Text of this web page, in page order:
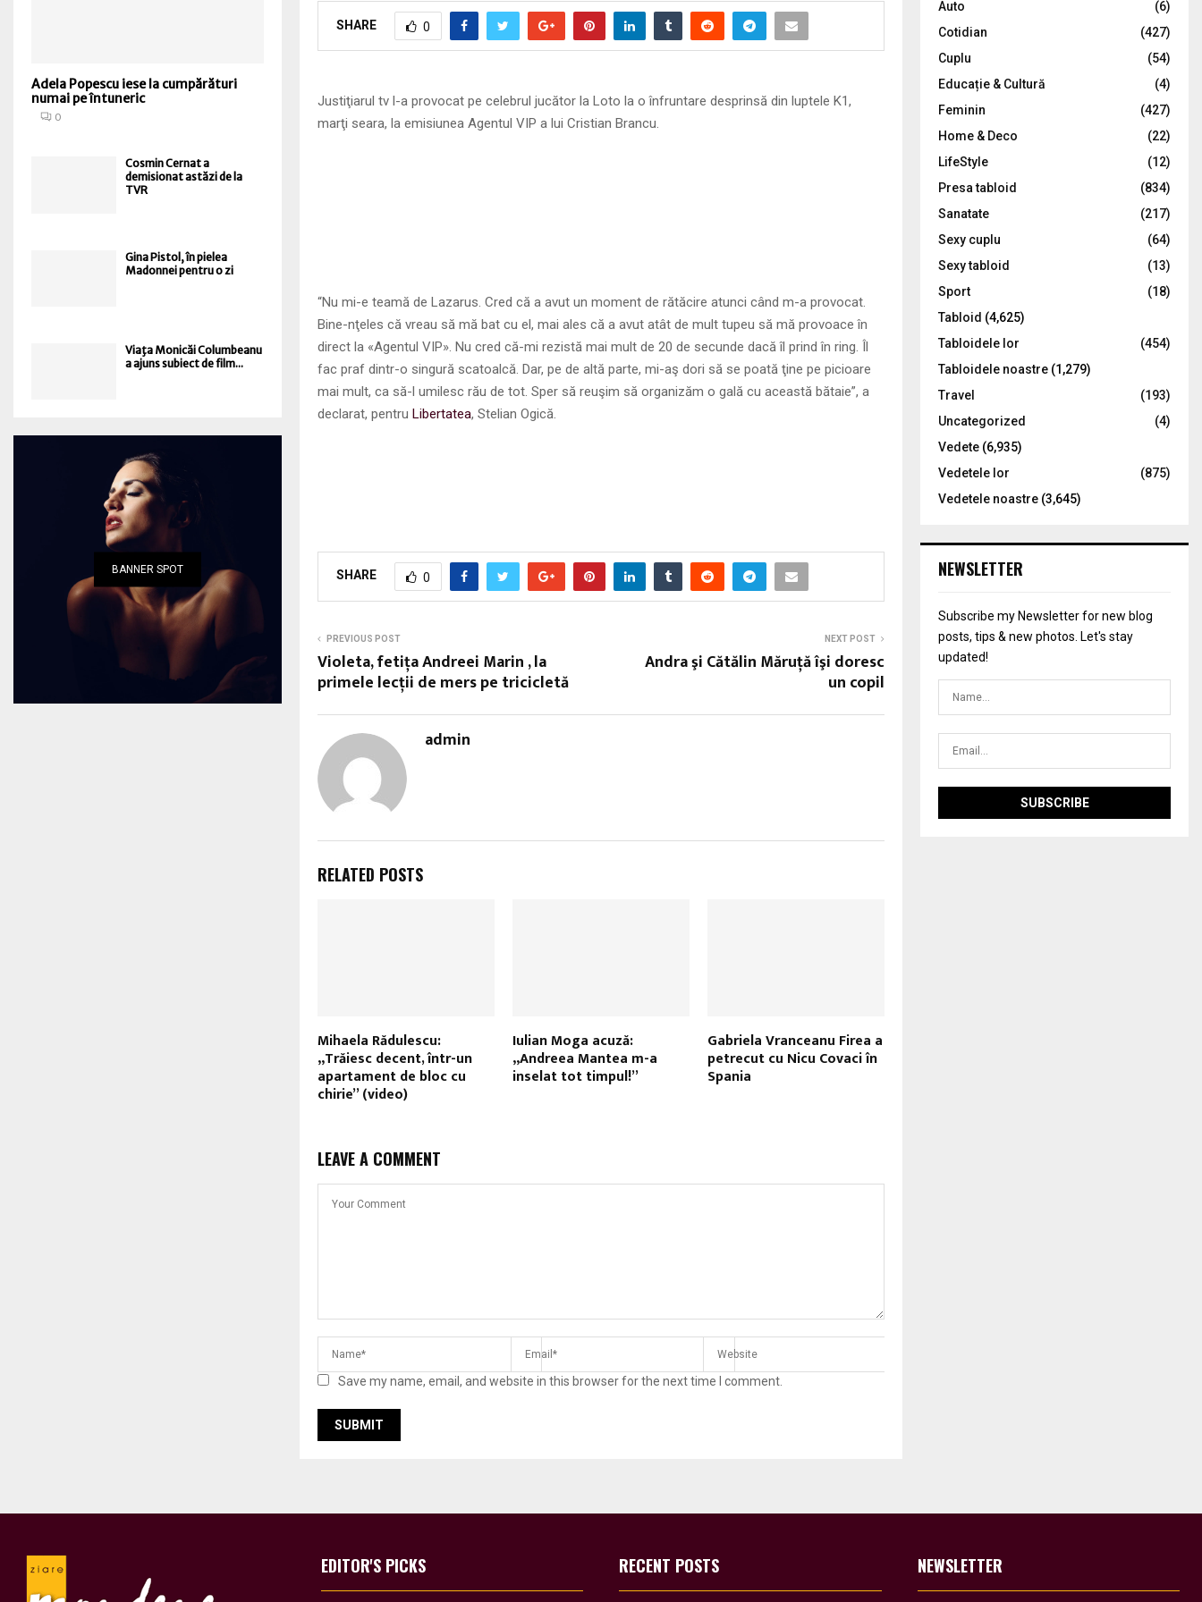
SHARE 0
Justiţiarul tv l-a provocat pe celebrul jucător la Loto la o înfruntare desprinsă din luptele K1,
marţi seara, la emisiunea Agentul VIP a lui Cristian Brancu.
“Nu mi-e teamă de Lazarus. Cred că a avut un moment de rătăcire atunci când m-a provocat.
Bine-nţeles că vreau să mă bat cu el, mai ales că a avut atât de mult tupeu să mă provoace în
direct la «Agentul VIP». Nu cred că-mi rezistă mai mult de 20 de secunde dacă îl prind în ring. Îl
fac praf dintr-o singură scatoalcă. Dar, pe de altă parte, mi-aş dori să se poată ţine pe picioare
mai mult, ca să-l umilesc rău de tot. Sper să reuşim să organizăm o gală cu această bătaie”, a
declarat, pentru Libertatea, Stelian Ogică.
SHARE 0
PREVIOUS POST
Violeta, fetiţa Andreei Marin , la
primele lecţii de mers pe tricicletă
NEXT POST
Andra şi Cătălin Măruţă îşi doresc
un copil
admin
RELATED POSTS
Mihaela Rădulescu:
„Trăiesc decent, într-un
apartament de bloc cu
chirie” (video)
Iulian Moga acuză:
„Andreea Mantea m-a
inselat tot timpul!”
Gabriela Vranceanu Firea a
petrecut cu Nicu Covaci în
Spania
LEAVE A COMMENT
Save my name, email, and website in this browser for the next time I comment.
Adela Popescu iese la cumpărături
numai pe întuneric
0
Cosmin Cernat a
demisionat astăzi de la
TVR
Gina Pistol, în pielea
Madonnei pentru o zi
Viaţa Monicăi Columbeanu
a ajuns subiect de film...
BANNER SPOT
:
C
Auto
(6)
Cotidian
(427)
Cuplu
(54)
Educație & Cultură
(4)
Feminin
(427)
Home & Deco
(22)
LifeStyle
(12)
Presa tabloid
(834)
Sanatate
(217)
Sexy cuplu
(64)
Sexy tabloid
(13)
Sport
(18)
Tabloid (4,625)
Tabloidele lor
(454)
Tabloidele noastre (1,279)
Travel
(193)
Uncategorized
(4)
Vedete (6,935)
Vedetele lor
(875)
Vedetele noastre (3,645)
NEWSLETTER
Subscribe my Newsletter for new blog
posts, tips & new photos. Let's stay
updated!
EDITOR'S PICKS RECENT POSTS NEWSLETTER